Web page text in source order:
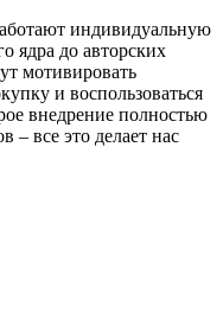
индивидуальную
ядра до авторских
мотивировать
и воспользоваться
внедрение полностью
– все это делает нас